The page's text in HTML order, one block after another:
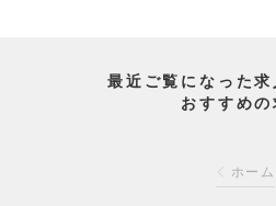
最近ご覧になった求
おすすめの
ホーム